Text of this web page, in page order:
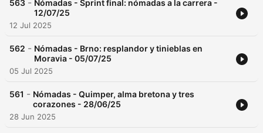
563 - Nómadas - Sprint final: nómadas a la carrera -
12/07/25
12 Jul 2025
562 - Nómadas - Brno: resplandor y tinieblas en
Moravia - 05/07/25
05 Jul 2025
561 - Nómadas - Quimper, alma bretona y tres
corazones - 28/06/25
28 Jun 2025